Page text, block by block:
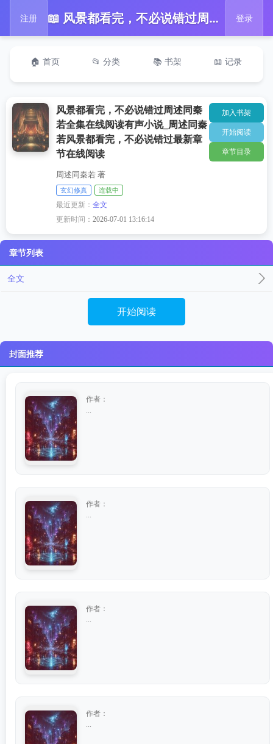
注册 📖 风景都看完，不必说错过周述同秦若全集在线阅读有声小说_周述同秦若风景都看完，不必说错过最新章节在线阅读 登录
🏠 首页 📂 分类 📚 书架 📖 记录
风景都看完，不必说错过周述同秦
若全集在线阅读有声小说_周述同秦
若风景都看完，不必说错过最新章
节在线阅读
周述同秦若 著
玄幻修真 连载中
最近更新：全文
更新时间：2026-07-01 13:16:14
加入书架
开始阅读
章节目录
章节列表
全文
开始阅读
封面推荐
作者：
作者：
作者：
作者：